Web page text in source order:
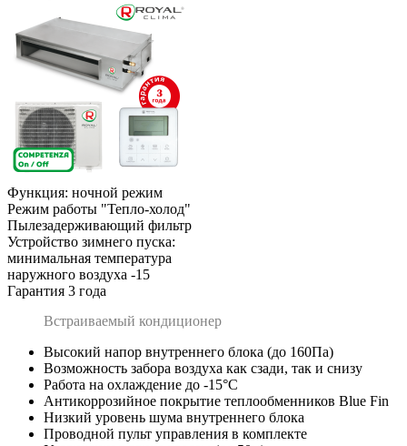
Функция: ночной режим
Режим работы "Тепло-холод"
Пылезадерживающий фильтр
Устройство зимнего пуска:
минимальная температура
наружного воздуха -15
Гарантия 3 года
Встраиваемый кондиционер
Высокий напор внутреннего блока (до 160Па)
Возможность забора воздуха как сзади, так и снизу
Работа на охлаждение до -15°С
Антикоррозийное покрытие теплообменников Blue Fin
Низкий уровень шума внутреннего блока
Проводной пульт управления в комплекте